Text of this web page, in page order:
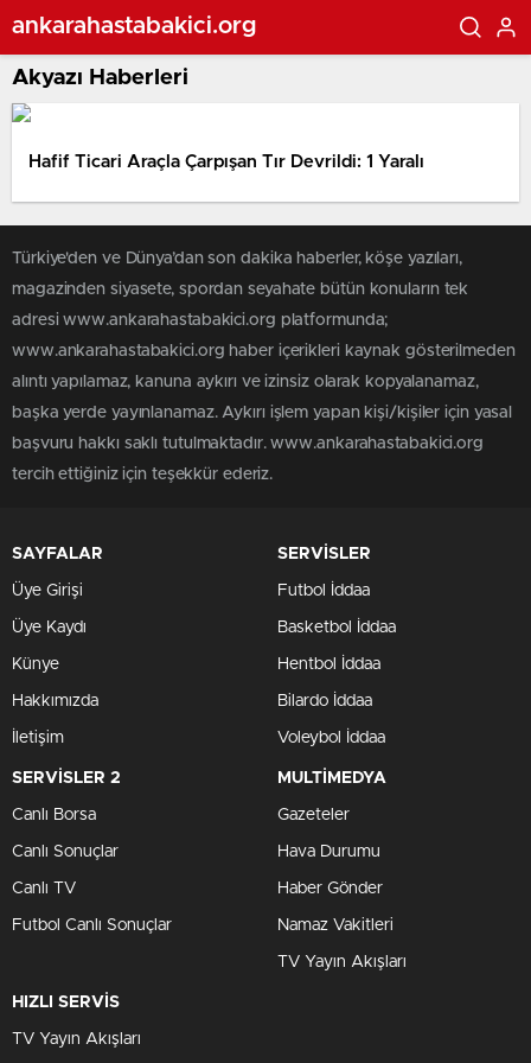
ankarahastabakici.org
Akyazı Haberleri
Hafif Ticari Araçla Çarpışan Tır Devrildi: 1 Yaralı
Türkiye'den ve Dünya’dan son dakika haberler, köşe yazıları,
magazinden siyasete, spordan seyahate bütün konuların tek
adresi www.ankarahastabakici.org platformunda;
www.ankarahastabakici.org haber içerikleri kaynak gösterilmeden
alıntı yapılamaz, kanuna aykırı ve izinsiz olarak kopyalanamaz,
başka yerde yayınlanamaz. Aykırı işlem yapan kişi/kişiler için yasal
başvuru hakkı saklı tutulmaktadır. www.ankarahastabakici.org
tercih ettiğiniz için teşekkür ederiz.
SAYFALAR
Üye Girişi
Üye Kaydı
Künye
Hakkımızda
İletişim
SERVİSLER
Futbol İddaa
Basketbol İddaa
Hentbol İddaa
Bilardo İddaa
Voleybol İddaa
SERVİSLER 2
Canlı Borsa
Canlı Sonuçlar
Canlı TV
Futbol Canlı Sonuçlar
MULTİMEDYA
Gazeteler
Hava Durumu
Haber Gönder
Namaz Vakitleri
TV Yayın Akışları
HIZLI SERVİS
TV Yayın Akışları